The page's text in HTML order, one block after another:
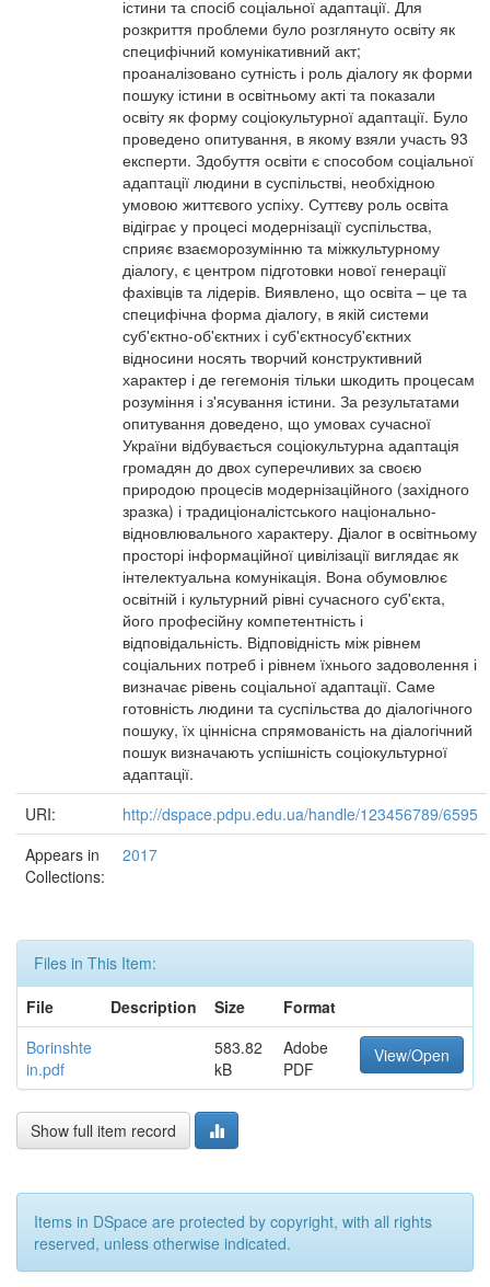
істини та спосіб соціальної адаптації. Для
розкриття проблеми було розглянуто освіту як
специфічний комунікативний акт;
проаналізовано сутність і роль діалогу як форми
пошуку істини в освітньому акті та показали
освіту як форму соціокультурної адаптації. Було
проведено опитування, в якому взяли участь 93
експерти. Здобуття освіти є способом соціальної
адаптації людини в суспільстві, необхідною
умовою життєвого успіху. Суттєву роль освіта
відіграє у процесі модернізації суспільства,
сприяє взаєморозумінню та міжкультурному
діалогу, є центром підготовки нової генерації
фахівців та лідерів. Виявлено, що освіта – це та
специфічна форма діалогу, в якій системи
суб'єктно-об'єктних і суб'єктносуб'єктних
відносини носять творчий конструктивний
характер і де гегемонія тільки шкодить процесам
розуміння і з'ясування істини. За результатами
опитування доведено, що умовах сучасної
України відбувається соціокультурна адаптація
громадян до двох суперечливих за своєю
природою процесів модернізаційного (західного
зразка) і традиціоналістського національно-
відновлювального характеру. Діалог в освітньому
просторі інформаційної цивілізації виглядає як
інтелектуальна комунікація. Вона обумовлює
освітній і культурний рівні сучасного суб'єкта,
його професійну компетентність і
відповідальність. Відповідність між рівнем
соціальних потреб і рівнем їхнього задоволення і
визначає рівень соціальної адаптації. Саме
готовність людини та суспільства до діалогічного
пошуку, їх ціннісна спрямованість на діалогічний
пошук визначають успішність соціокультурної
адаптації.
URI:
http://dspace.pdpu.edu.ua/handle/123456789/6595
Appears in
Collections:
2017
Files in This Item:
File
Description Size
Format
Borinshte
in.pdf
583.82
kB
Adobe
PDF
View/Open
Show full item record
Items in DSpace are protected by copyright, with all rights
reserved, unless otherwise indicated.